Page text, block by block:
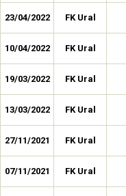
23/04/2022 FK Ural
10/04/2022 FK Ural
19/03/2022 FK Ural
13/03/2022 FK Ural
27/11/2021 FK Ural
07/11/2021 FK Ural